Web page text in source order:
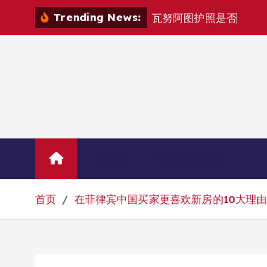
Trending News: 瓦努阿图护照是否
首页 在菲律宾中国买家更喜欢新房的10大理由